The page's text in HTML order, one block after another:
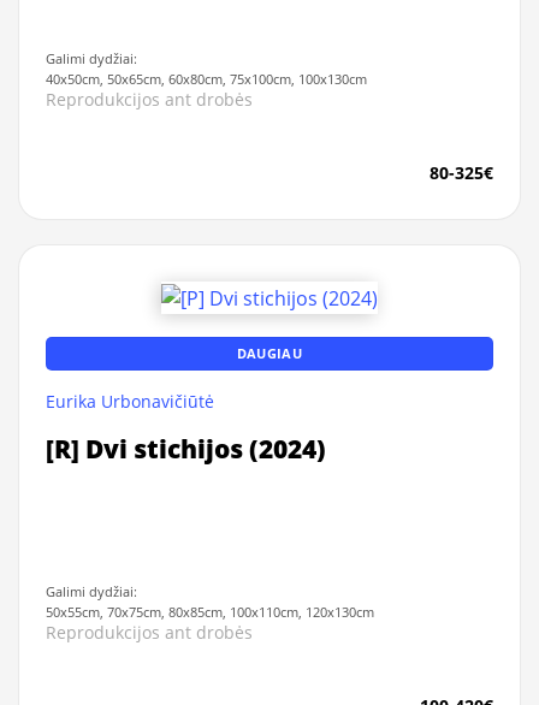
Galimi dydžiai:
40x50cm, 50x65cm, 60x80cm, 75x100cm, 100x130cm
Reprodukcijos ant drobės
80-325€
DAUGIAU
Eurika Urbonavičiūtė
[R] Dvi stichijos (2024)
Galimi dydžiai:
50x55cm, 70x75cm, 80x85cm, 100x110cm, 120x130cm
Reprodukcijos ant drobės